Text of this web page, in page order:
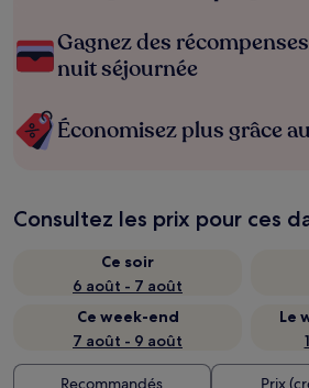
Gagnez des
nuit séjournée
Économisez plus grâce
Consultez les prix pour ces
Ce soir
6 août - 7 août
Ce week-end
7 août - 9 août
Le
Recommandés Prix